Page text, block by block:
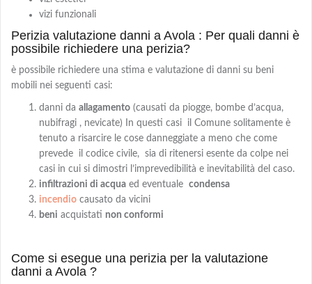
vizi funzionali
Perizia valutazione danni a Avola : Per quali danni è
possibile richiedere una perizia?
è possibile richiedere una stima e valutazione di danni su beni
mobili nei seguenti casi:
danni da allagamento (causati da piogge, bombe d’acqua,
nubifragi , nevicate) In questi casi il Comune solitamente è
tenuto a risarcire le cose danneggiate a meno che come
prevede il codice civile, sia di ritenersi esente da colpe nei
casi in cui si dimostri l’imprevedibilità e inevitabilità del caso.
infiltrazioni di acqua ed eventuale condensa
incendio causato da vicini
beni acquistati non conformi
Come si esegue una perizia per la valutazione
danni a Avola ?